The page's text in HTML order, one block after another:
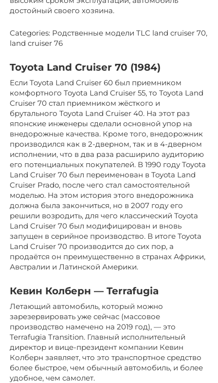
достойный своего хозяина.
Categories: Родственные модели TLC land cruiser 70,
land cruiser 76
Toyota Land Cruiser 70 (1984)
Если Toyota Land Cruiser 60 был приемником
комфортного Toyota Land Cruiser 55, то Toyota Land
Cruiser 70 стал приемником жёсткого и
брутального Toyota Land Cruiser 40. На этот раз
японские инженеры сделали основной упор на
внедорожные качества. Кроме того, внедорожник
производился как в 2-дверном, так и в 4-дверном
исполнении, что в два раза расширило аудиторию
его потенциальных покупателей. В 1990 году Toyota
Land Cruiser 70 был переименован в Toyota Land
Cruiser Prado, после чего стал самостоятельной
моделью. На этом история этого внедорожника
должна была закончиться, но в 2007 году его
решили возродить, для чего классический Toyota
Land Cruiser 70 был модифицирован и вновь
запущен в серийное производство. В итоге Toyota
Land Cruiser 70 производится до сих пор, а
продаётся он преимущественно в странах Африки,
Австралии и Латинской Америки.
Кевин Колберн — Terrafugia
Летающий автомобиль, который можно
зарезервировать уже сейчас (массовое
производство намечено на 2019 год), — это
Terrafugia Transition. Главный исполнительный
директор и вице-президент компании Кевин
Колберн заявляет, что это транспортное средство
более быстрое, чем обычный автомобиль, и более
удобное, чем самолет.